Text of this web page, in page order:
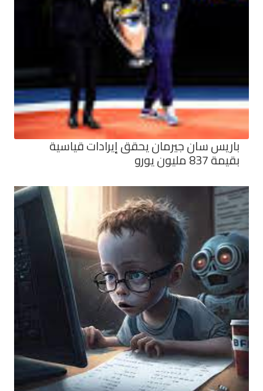
باريس سان جيرمان يحقق إيرادات قياسية
بقيمة 837 مليون يورو